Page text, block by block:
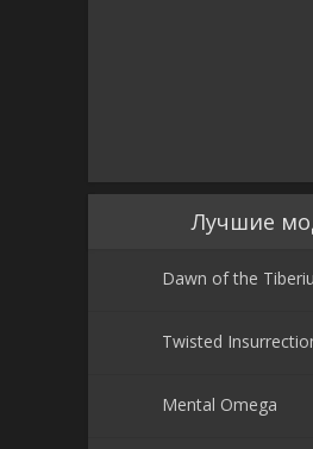
Лучшие
Dawn of the
Twisted
Mental Omega